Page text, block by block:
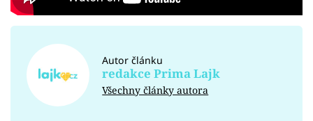
Autor článku
redakce Prima Lajk
Všechny články autora